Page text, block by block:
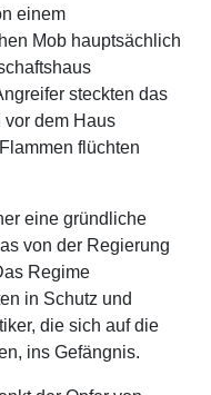
einem
Mob hauptsächlich
steckten das
dem Haus
flüchten
eine gründliche
von der Regierung
Regime
in Schutz und
die sich auf die
ins Gefängnis.